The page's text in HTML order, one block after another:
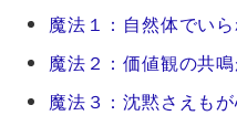
魔法１：自然体でい
魔法２：価値観の共
魔法３：沈黙さえも